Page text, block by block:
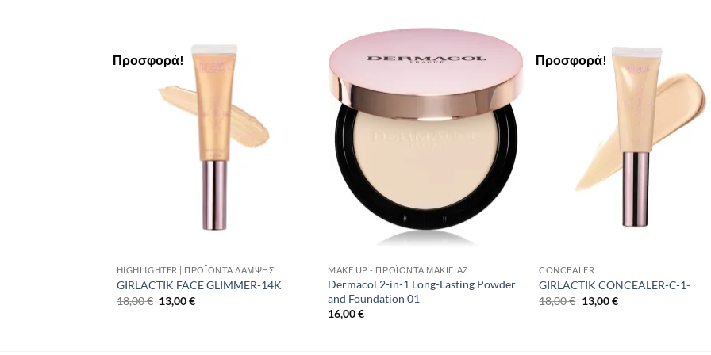
Προσφορά!
HIGHLIGHTER | ΠΡΟΪΌΝΤΑ ΛΆΜΨΗΣ
GIRLACTIK FACE GLIMMER-14K
18,00€ Original
price
13,00€Η
Add to
MAKE UP - ΠΡΟΪΌΝΤΑ ΜΑΚΙΓΙΆΖ
Dermacol 2-in-1 Long-Lasting Powder
and Foundation 01
16,00€
Προσφορά!
CONCEALER
GIRLACTIK CONCEALER-C-1-
18,00€ Original
price
13,00€Η